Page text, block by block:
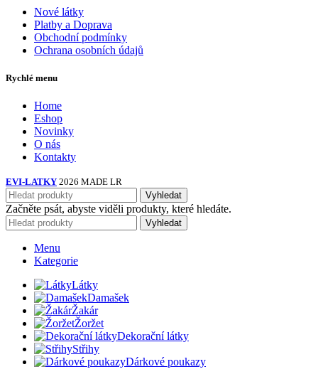
Nové látky
Platby a Doprava
Obchodní podmínky
Ochrana osobních údajů
Rychlé menu
Home
Eshop
Novinky
O nás
Kontakty
EVI-LATKY 2026 MADE LR
Vyhledat
Začněte psát, abyste viděli produkty, které hledáte.
Vyhledat
Menu
Kategorie
Látky
Damašek
Žakár
Žoržet
Dekorační látky
Střihy
Dárkové poukazy